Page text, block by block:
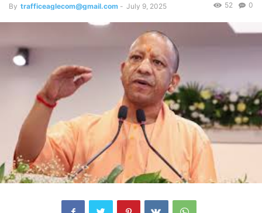
By trafficeaglecom@gmail.com - July 9, 2025 0
52